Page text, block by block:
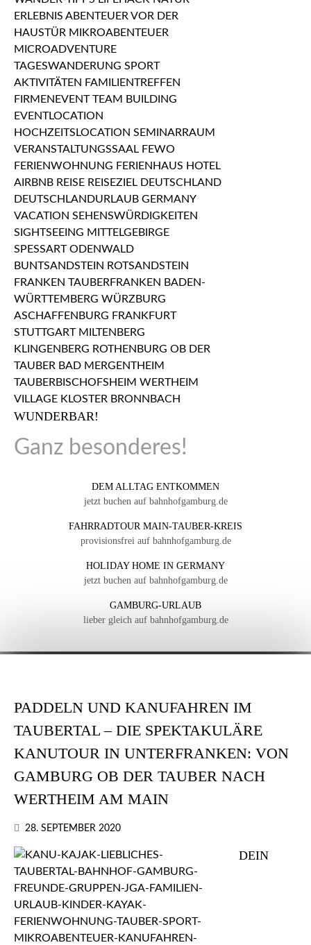
WUNDERBAR!
Ganz besonderes!
DEM ALLTAG ENTKOMMEN
jetzt buchen auf bahnhofgamburg.de
FAHRRADTOUR MAIN-TAUBER-KREIS
provisionsfrei auf bahnhofgamburg.de
HOLIDAY HOME IN GERMANY
jetzt buchen auf bahnhofgamburg.de
GAMBURG-URLAUB
lieber gleich auf bahnhofgamburg.de
PADDELN UND KANUFAHREN IM
TAUBERTAL – DIE SPEKTAKULÄRE
KANUTOUR IN UNTERFRANKEN: VON
GAMBURG OB DER TAUBER NACH
WERTHEIM AM MAIN
28. SEPTEMBER 2020
DEIN